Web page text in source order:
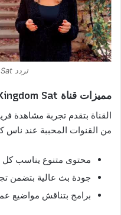
تردد The Kingdom Sat
مميزات قناة The Kingdom Sat
القناة بتقدم تجربة مشاهدة
من القنوات المحببة عند ناس
محتوى متنوع يناسب كل
جودة بث عالية بتضمن
برامج بتناقش مواضيع